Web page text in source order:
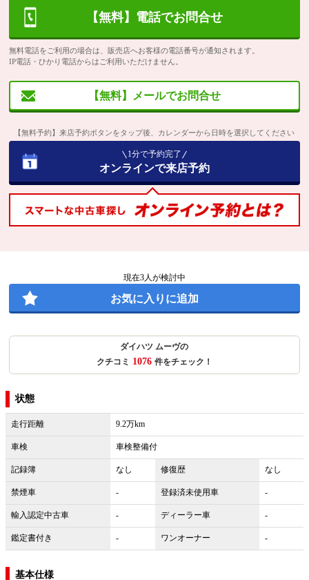
【無料】電話でお問合せ
無料電話をご利用の場合は、販売店へお客様の電話番号が通知されます。
IP電話・ひかり電話からはご利用いただけません。
【無料】メールでお問合せ
【無料予約】来店予約ボタンをタップ後、カレンダーから日時を選択してください
1分で予約完了
オンラインで来店予約
現在3人が検討中
お気に入りに追加
ダイハツ ムーヴの
クチコミ 1076 件をチェック！
状態
走行距離 9.2万km
車検 車検整備付
記録簿 なし 修復歴 なし
禁煙車 - 登録済未使用車 -
輸入認定中古車 - ディーラー車 -
鑑定書付き - ワンオーナー -
基本仕様